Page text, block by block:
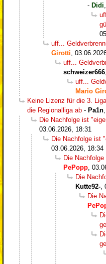
- Didi
uff...
Girotti
uff...
schweizer666
uff...
Mario
Keine Lizenz für die 3.
die Regionalliga ab - Pa1n
Die Nachfolge ist
03.06.2026, 18:31
Die Nachfolge ist
03.06.2026, 18:34
Die
PePopp
Die
Kutte92-
Die